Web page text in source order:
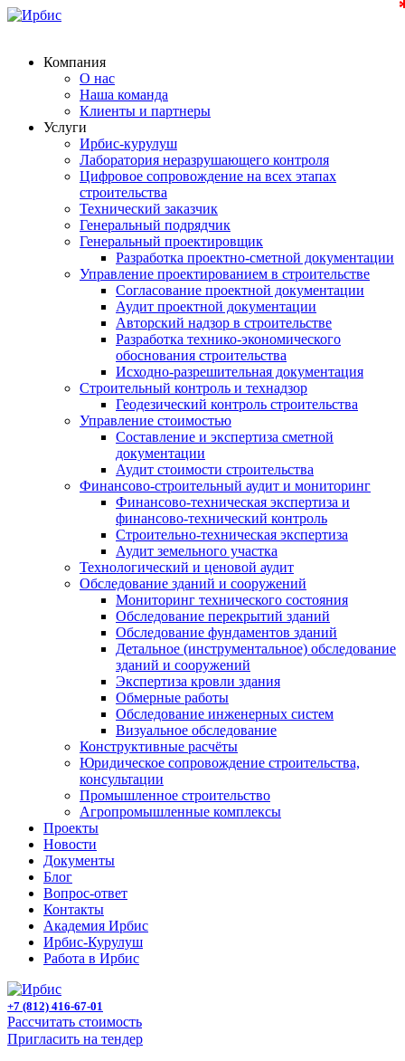
Компания
О нас
Наша команда
Клиенты и партнеры
Услуги
Ирбис-курулуш
Лаборатория неразрушающего контроля
Цифровое сопровождение на всех этапах
строительства
Технический заказчик
Генеральный подрядчик
Генеральный проектировщик
Разработка проектно-сметной документации
Управление проектированием в строительстве
Согласование проектной документации
Аудит проектной документации
Авторский надзор в строительстве
Разработка технико-экономического
обоснования строительства
Исходно-разрешительная документация
Строительный контроль и технадзор
Геодезический контроль строительства
Управление стоимостью
Составление и экспертиза сметной
документации
Аудит стоимости строительства
Финансово-строительный аудит и мониторинг
Финансово-техническая экспертиза и
финансово-технический контроль
Строительно-техническая экспертиза
Аудит земельного участка
Технологический и ценовой аудит
Обследование зданий и сооружений
Мониторинг технического состояния
Обследование перекрытий зданий
Обследование фундаментов зданий
Детальное (инструментальное) обследование
зданий и сооружений
Экспертиза кровли здания
Обмерные работы
Обследование инженерных систем
Визуальное обследование
Конструктивные расчёты
Юридическое сопровождение строительства,
консультации
Промышленное строительство
Агропромышленные комплексы
Проекты
Новости
Документы
Блог
Вопрос-ответ
Контакты
Академия Ирбис
Ирбис-Курулуш
Работа в Ирбис
+7 (812) 416-67-01
Рассчитать стоимость
Пригласить на тендер